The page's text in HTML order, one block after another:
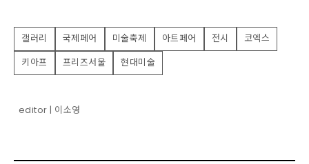
갤러리 국제페어 미술축제 아트페어 전시
코엑스
키아프
프리즈서울 현대미술
editor | 이소영